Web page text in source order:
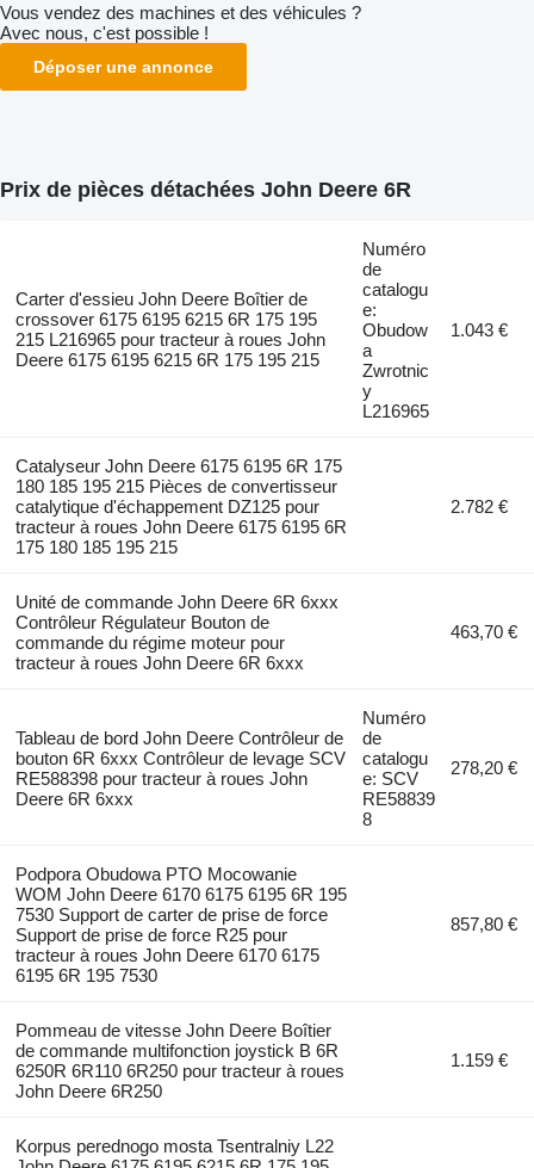
Vous vendez des machines et des véhicules ?
Avec nous, c'est possible !
Déposer une annonce
Prix de pièces détachées John Deere 6R
Carter d'essieu John Deere Boîtier de
crossover 6175 6195 6215 6R 175 195
215 L216965 pour tracteur à roues John
Deere 6175 6195 6215 6R 175 195 215
Numéro
de
catalogu
e:
Obudow
a
Zwrotnic
y
L216965
1.043 €
Catalyseur John Deere 6175 6195 6R 175
180 185 195 215 Pièces de convertisseur
catalytique d'échappement DZ125 pour
tracteur à roues John Deere 6175 6195 6R
175 180 185 195 215
2.782 €
Unité de commande John Deere 6R 6xxx
Contrôleur Régulateur Bouton de
commande du régime moteur pour
tracteur à roues John Deere 6R 6xxx
463,70 €
Tableau de bord John Deere Contrôleur de
bouton 6R 6xxx Contrôleur de levage SCV
RE588398 pour tracteur à roues John
Deere 6R 6xxx
Numéro
de
catalogu
e: SCV
RE58839
8
278,20 €
Podpora Obudowa PTO Mocowanie
WOM John Deere 6170 6175 6195 6R 195
7530 Support de carter de prise de force
Support de prise de force R25 pour
tracteur à roues John Deere 6170 6175
6195 6R 195 7530
857,80 €
Pommeau de vitesse John Deere Boîtier
de commande multifonction joystick B 6R
6250R 6R110 6R250 pour tracteur à roues
John Deere 6R250
1.159 €
Korpus perednogo mosta Tsentralniy L22